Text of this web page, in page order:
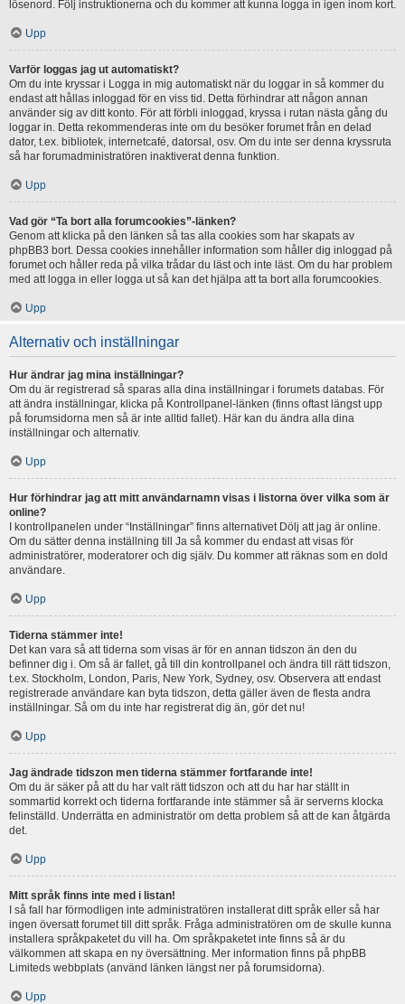
lösenord. Följ instruktionerna och du kommer att kunna logga in igen inom kort.
Upp
Varför loggas jag ut automatiskt?
Om du inte kryssar i Logga in mig automatiskt när du loggar in så kommer du
endast att hållas inloggad för en viss tid. Detta förhindrar att någon annan
använder sig av ditt konto. För att förbli inloggad, kryssa i rutan nästa gång du
loggar in. Detta rekommenderas inte om du besöker forumet från en delad
dator, t.ex. bibliotek, internetcafé, datorsal, osv. Om du inte ser denna kryssruta
så har forumadministratören inaktiverat denna funktion.
Upp
Vad gör “Ta bort alla forumcookies”-länken?
Genom att klicka på den länken så tas alla cookies som har skapats av
phpBB3 bort. Dessa cookies innehåller information som håller dig inloggad på
forumet och håller reda på vilka trådar du läst och inte läst. Om du har problem
med att logga in eller logga ut så kan det hjälpa att ta bort alla forumcookies.
Upp
Alternativ och inställningar
Hur ändrar jag mina inställningar?
Om du är registrerad så sparas alla dina inställningar i forumets databas. För
att ändra inställningar, klicka på Kontrollpanel-länken (finns oftast längst upp
på forumsidorna men så är inte alltid fallet). Här kan du ändra alla dina
inställningar och alternativ.
Upp
Hur förhindrar jag att mitt användarnamn visas i listorna över vilka som är
online?
I kontrollpanelen under “Inställningar” finns alternativet Dölj att jag är online.
Om du sätter denna inställning till Ja så kommer du endast att visas för
administratörer, moderatorer och dig själv. Du kommer att räknas som en dold
användare.
Upp
Tiderna stämmer inte!
Det kan vara så att tiderna som visas är för en annan tidszon än den du
befinner dig i. Om så är fallet, gå till din kontrollpanel och ändra till rätt tidszon,
t.ex. Stockholm, London, Paris, New York, Sydney, osv. Observera att endast
registrerade användare kan byta tidszon, detta gäller även de flesta andra
inställningar. Så om du inte har registrerat dig än, gör det nu!
Upp
Jag ändrade tidszon men tiderna stämmer fortfarande inte!
Om du är säker på att du har valt rätt tidszon och att du har har ställt in
sommartid korrekt och tiderna fortfarande inte stämmer så är serverns klocka
felinställd. Underrätta en administratör om detta problem så att de kan åtgärda
det.
Upp
Mitt språk finns inte med i listan!
I så fall har förmodligen inte administratören installerat ditt språk eller så har
ingen översatt forumet till ditt språk. Fråga administratören om de skulle kunna
installera språkpaketet du vill ha. Om språkpaketet inte finns så är du
välkommen att skapa en ny översättning. Mer information finns på phpBB
Limiteds webbplats (använd länken längst ner på forumsidorna).
Upp